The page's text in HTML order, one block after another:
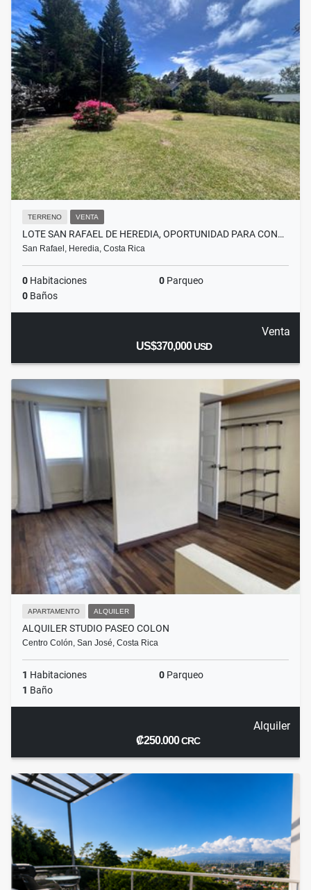
TERRENO VENTA
LOTE SAN RAFAEL DE HEREDIA, OPORTUNIDAD PARA CON…
San Rafael, Heredia, Costa Rica
0 Habitaciones 0 Parqueo
0 Baños
Venta
US$370,000USD
APARTAMENTO ALQUILER
ALQUILER STUDIO PASEO COLON
Centro Colón, San José, Costa Rica
1 Habitaciones 0 Parqueo
1 Baño
Alquiler
₡250.000CRC